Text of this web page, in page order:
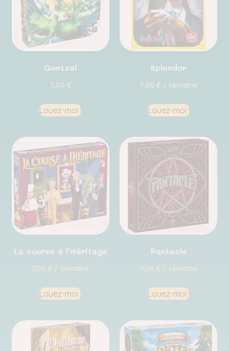
Quetzal
3,00 €
Louez-moi !
Splendor
7,00 €/ semaine
Louez-moi !
La course à l’Héritage
7,00€ / semaine
Louez-moi !
Pantacle
7,00 €/ semaine
Louez-moi !